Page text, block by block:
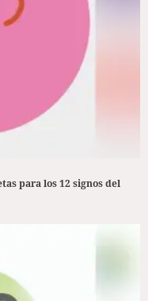
para los 12 signos del